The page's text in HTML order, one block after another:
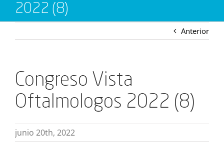
2022 (8)
Anterior
Congreso Vista
Oftalmologos 2022 (8)
junio 20th, 2022